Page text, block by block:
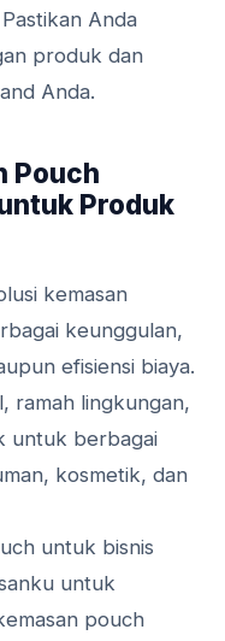
Anda
produk dan
Anda.
Pouch
Produk
kemasan
keunggulan,
efisiensi biaya.
ramah lingkungan,
untuk berbagai
kosmetik, dan
untuk bisnis
untuk
pouch